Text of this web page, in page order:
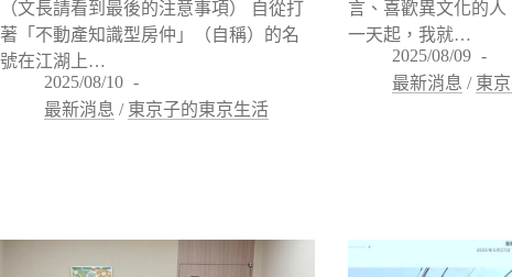
（文長請看到最後的注意事項） 自從打
著「不動產知識型房仲」（自稱）的名
號在江湖上…
2025/08/10
最新消息 / 東京子的東京生活
言、喜歡異文化的
一天起，我就…
2025/08/09
最新消息 / 東